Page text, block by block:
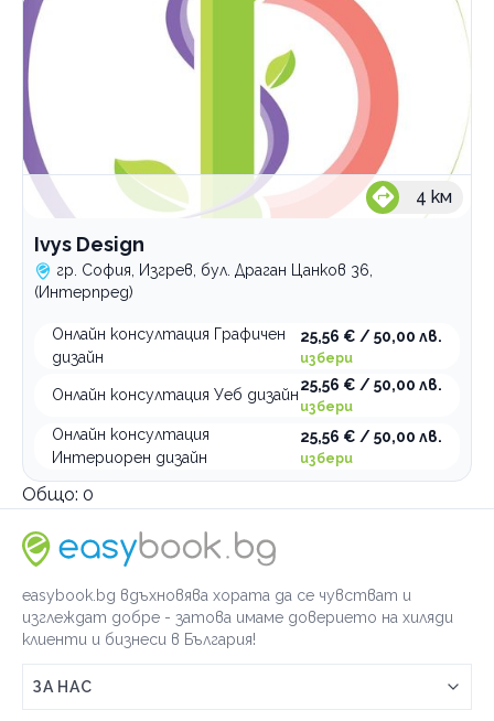
4 км
Ivys Design
гр. София, Изгрев, бул. Драган Цанков 36,
(Интерпред)
Онлайн консултация Графичен
дизайн
25,56 € / 50,00 лв.
избери
Онлайн консултация Уеб дизайн
25,56 € / 50,00 лв.
избери
Онлайн консултация
Интериорен дизайн
25,56 € / 50,00 лв.
избери
Общо: 0
easybook.bg вдъхновява хората да се чувстват и
изглеждат добре - затова имаме доверието на хиляди
клиенти и бизнеси в България!
ЗА НАС